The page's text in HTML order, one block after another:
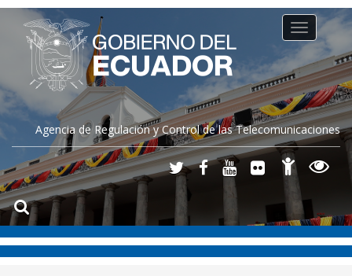
Agencia de Regulación y Control de las Telecomunicaciones
Toggle
navigation